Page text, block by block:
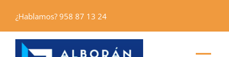
contenido
¿Hablamos? 958 87 13 24